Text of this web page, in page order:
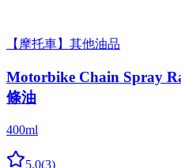
【摩托車】其他油品
Motorbike Chain Spray
條油
400ml
5.0(3)